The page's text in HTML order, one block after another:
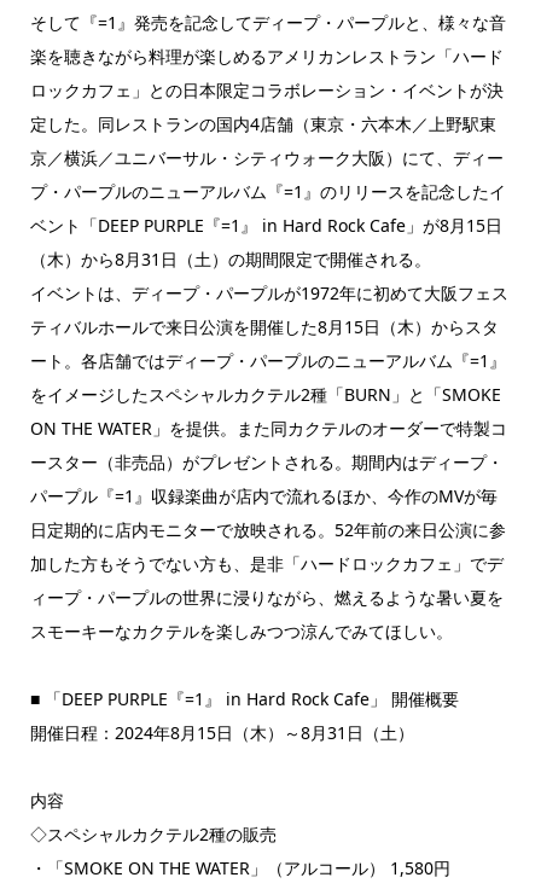
そして『=1』発売を記念してディープ・パープルと、様々な音
楽を聴きながら料理が楽しめるアメリカンレストラン「ハード
ロックカフェ」との日本限定コラボレーション・イベントが決
定した。同レストランの国内4店舗（東京・六本木／上野駅東
京／横浜／ユニバーサル・シティウォーク大阪）にて、ディー
プ・パープルのニューアルバム『=1』のリリースを記念したイ
ベント「DEEP PURPLE『=1』 in Hard Rock Cafe」が8月15日
（木）から8月31日（土）の期間限定で開催される。
イベントは、ディープ・パープルが1972年に初めて大阪フェス
ティバルホールで来日公演を開催した8月15日（木）からスタ
ート。各店舗ではディープ・パープルのニューアルバム『=1』
をイメージしたスペシャルカクテル2種「BURN」と「SMOKE
ON THE WATER」を提供。また同カクテルのオーダーで特製コ
ースター（非売品）がプレゼントされる。期間内はディープ・
パープル『=1』収録楽曲が店内で流れるほか、今作のMVが毎
日定期的に店内モニターで放映される。52年前の来日公演に参
加した方もそうでない方も、是非「ハードロックカフェ」でデ
ィープ・パープルの世界に浸りながら、燃えるような暑い夏を
スモーキーなカクテルを楽しみつつ涼んでみてほしい。
■ 「DEEP PURPLE『=1』 in Hard Rock Cafe」 開催概要
開催日程：2024年8月15日（木）～8月31日（土）
内容
◇スペシャルカクテル2種の販売
・「SMOKE ON THE WATER」（アルコール） 1,580円